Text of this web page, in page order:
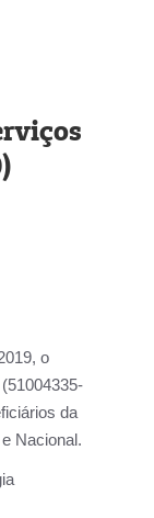
, o
(51004335-
da
Nacional.